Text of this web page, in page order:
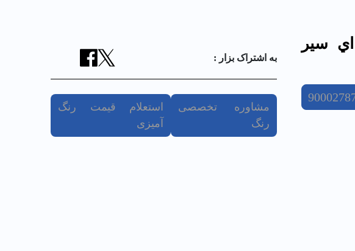
سير
به اشتراک بزار :
مشاوره تخصصی
رنگ
استعلام قیمت رنگ
آمیزی